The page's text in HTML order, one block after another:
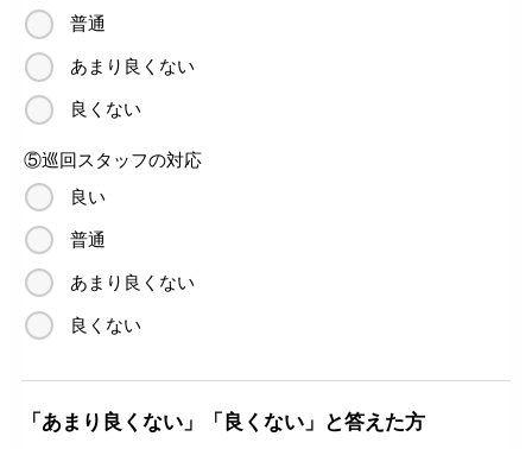
普通
あまり良くない
良くない
⑤巡回スタッフの対応
良い
普通
あまり良くない
良くない
「あまり良くない」「良くない」と答えた方